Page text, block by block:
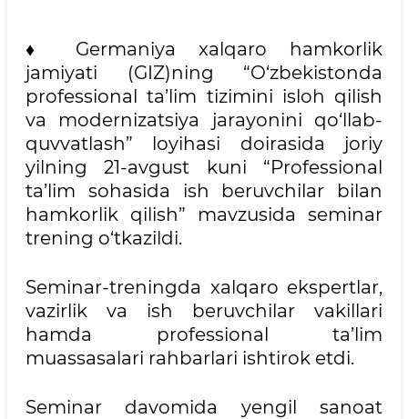
♦ Germaniya xalqaro hamkorlik
jamiyati (GIZ)ning “O‘zbekistonda
professional ta’lim tizimini isloh qilish
va modernizatsiya jarayonini qo‘llab-
quvvatlash” loyihasi doirasida joriy
yilning 21-avgust kuni “Professional
ta’lim sohasida ish beruvchilar bilan
hamkorlik qilish” mavzusida seminar
trening o‘tkazildi.
Seminar-treningda xalqaro ekspertlar,
vazirlik va ish beruvchilar vakillari
hamda professional ta’lim
muassasalari rahbarlari ishtirok etdi.
Seminar davomida yengil sanoat